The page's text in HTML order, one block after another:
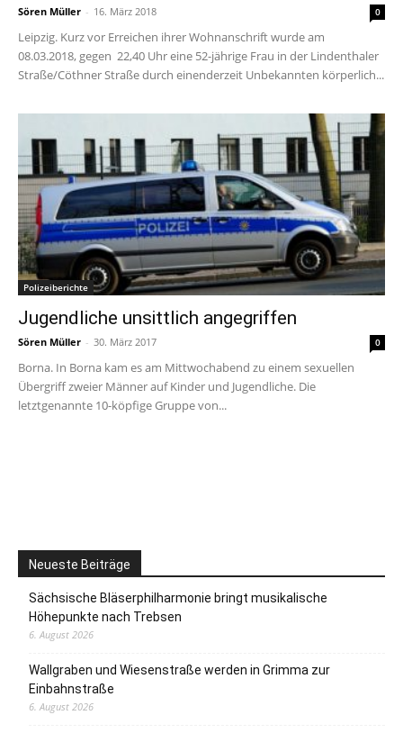
Sören Müller - 16. März 2018 0
Leipzig. Kurz vor Erreichen ihrer Wohnanschrift wurde am
08.03.2018, gegen 22,40 Uhr eine 52-jährige Frau in der Lindenthaler
Straße/Cöthner Straße durch einenderzeit Unbekannten körperlich...
Polizeiberichte
Jugendliche unsittlich angegriffen
Sören Müller - 30. März 2017 0
Borna. In Borna kam es am Mittwochabend zu einem sexuellen
Übergriff zweier Männer auf Kinder und Jugendliche. Die
letztgenannte 10-köpfige Gruppe von...
Neueste Beiträge
Sächsische Bläserphilharmonie bringt musikalische
Höhepunkte nach Trebsen
6. August 2026
Wallgraben und Wiesenstraße werden in Grimma zur
Einbahnstraße
6. August 2026